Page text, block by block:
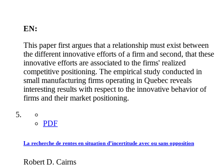
EN:
This paper first argues that a relationship must exist between
the different innovative efforts of a firm and second, that these
innovative efforts are associated to the firms' realized
competitive positioning. The empirical study conducted in
small manufacturing firms operating in Quebec reveals
interesting results with respect to the innovative behavior of
firms and their market positioning.
PDF
La recherche de rentes en situation d’incertitude avec ou sans opposition
Robert D. Cairns